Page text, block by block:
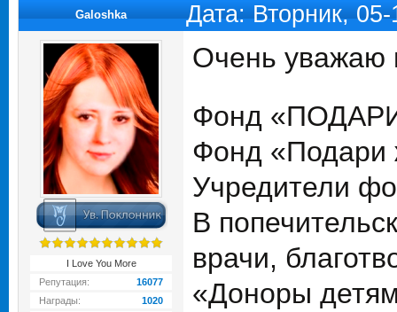
Galoshka Дата: Вторник,
I Love You More
Репутация:
16077
Награды:
1020
Очень уважаю
Фонд
Фонд «Подари
Учредители
В
врачи,
«Доноры